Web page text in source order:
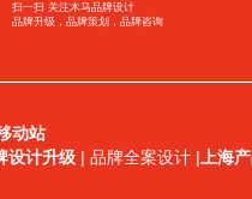
扫一扫 关注木马品牌设计
品牌升级，品牌策划，品牌咨询
动站
设计升级 | 品牌全案设计 |上海